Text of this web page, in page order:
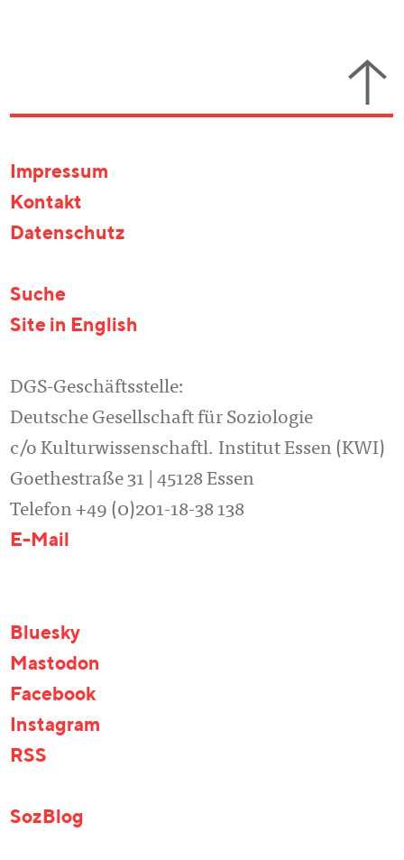
Impressum
Kontakt
Datenschutz
Suche
Site in English
DGS-Geschäftsstelle:
Deutsche Gesellschaft für Soziologie
c/o Kulturwissenschaftl. Institut Essen (KWI)
Goethestraße 31 | 45128 Essen
Telefon +49 (0)201-18-38 138
E-Mail
Bluesky
Mastodon
Facebook
Instagram
RSS
SozBlog